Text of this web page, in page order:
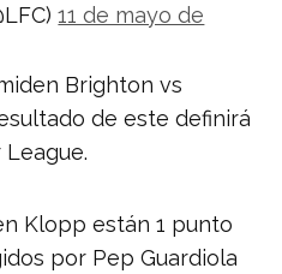
11 de mayo de
Brighton vs
de este definirá
Klopp están 1 punto
por Pep Guardiola